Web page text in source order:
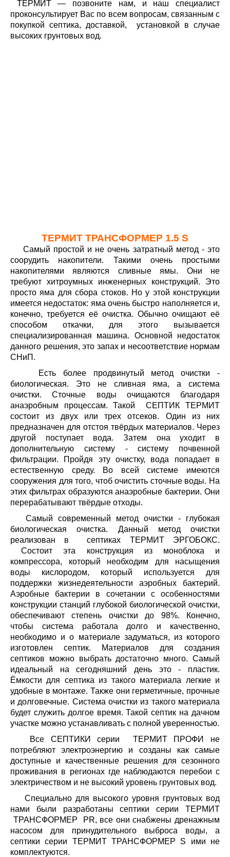
ТЕРМИТ — позвоните нам, и наш специалист
проконсультирует Вас по всем вопросам, связанным с
покупкой септика, доставкой, установкой в случае
высоких грунтовых вод.
ТЕРМИТ ТРАНСФОРМЕР 1.5 S
Самый простой и не очень затратный метод - это
соорудить накопители. Такими очень простыми
накопителями являются сливные ямы. Они не
требуют хитроумных инженерных конструкций. Это
просто яма для сбора стоков. Но у этой конструкции
имеется недостаток: яма очень быстро наполняется и,
конечно, требуется её очистка. Обычно очищают её
способом откачки, для этого вызывается
специализированная машина. Основной недостаток
данного решения, это запах и несоответствие нормам
СНиП.
Есть более продвинутый метод очистки -
биологическая. Это не сливная яма, а система
очистки. Сточные воды очищаются благодаря
анаэробным процессам. Такой СЕПТИК ТЕРМИТ
состоит из двух или трех отсеков. Один из них
предназначен для отстоя твёрдых материалов. Через
другой поступает вода. Затем она уходит в
дополнительную систему - систему почвенной
фильтрации. Пройдя эту очистку, вода попадает в
естественную среду. Во всей системе имеются
сооружения для того, чтоб очистить сточные воды. На
этих фильтрах образуются анаэробные бактерии. Они
перерабатывают твёрдые отходы.
Самый современный метод очистки - глубокая
биологическая очистка. Данный метод очистки
реализован в септиках ТЕРМИТ ЭРГОБОКС.
Состоит эта конструкция из моноблока и
компрессора, который необходим для насыщения
воды кислородом, который используется для
поддержки жизнедеятельности аэробных бактерий.
Аэробные бактерии в сочетании с особенностями
конструкции станций глубокой биологической очистки,
обеспечивают степень очистки до 98%. Конечно,
чтобы система работала долго и качественно,
необходимо и о материале задуматься, из которого
изготовлен септик. Материалов для создания
септиков можно выбрать достаточно много. Самый
идеальный на сегодняшний день это - пластик.
Ёмкости для септика из такого материала легкие и
удобные в монтаже. Также они герметичные, прочные
и долговечные. Система очистки из такого материала
будет служить долгое время. Такой септик на дачном
участке можно устанавливать с полной уверенностью.
Все СЕПТИКИ серии ТЕРМИТ ПРОФИ не
потребляют электроэнергию и созданы как самые
доступные и качественные решения для сезонного
проживания в регионах где наблюдаются перебои с
электричеством и не высокий уровень грунтовых вод.
Специально для высокого уровня грунтовых вод
нами были разработаны септики серии ТЕРМИТ
ТРАНСФОРМЕР PR, все они снабжены дренажным
насосом для принудительного выброса воды, а
септики серии ТЕРМИТ ТРАНСФОРМЕР S ими не
комплектуются.